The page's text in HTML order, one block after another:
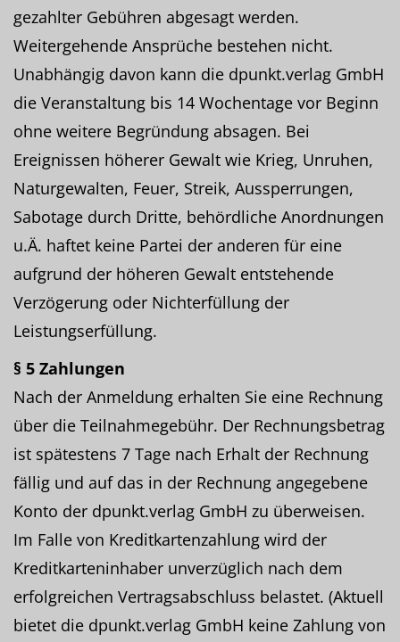
gezahlter Gebühren abgesagt werden.
Weitergehende Ansprüche bestehen nicht.
Unabhängig davon kann die dpunkt.verlag GmbH
die Veranstaltung bis 14 Wochentage vor Beginn
ohne weitere Begründung absagen. Bei
Ereignissen höherer Gewalt wie Krieg, Unruhen,
Naturgewalten, Feuer, Streik, Aussperrungen,
Sabotage durch Dritte, behördliche Anordnungen
u.Ä. haftet keine Partei der anderen für eine
aufgrund der höheren Gewalt entstehende
Verzögerung oder Nichterfüllung der
Leistungserfüllung.
§ 5 Zahlungen
Nach der Anmeldung erhalten Sie eine Rechnung
über die Teilnahmegebühr. Der Rechnungsbetrag
ist spätestens 7 Tage nach Erhalt der Rechnung
fällig und auf das in der Rechnung angegebene
Konto der dpunkt.verlag GmbH zu überweisen.
Im Falle von Kreditkartenzahlung wird der
Kreditkarteninhaber unverzüglich nach dem
erfolgreichen Vertragsabschluss belastet. (Aktuell
bietet die dpunkt.verlag GmbH keine Zahlung von